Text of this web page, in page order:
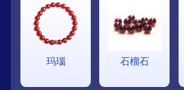
玛瑙 石榴石